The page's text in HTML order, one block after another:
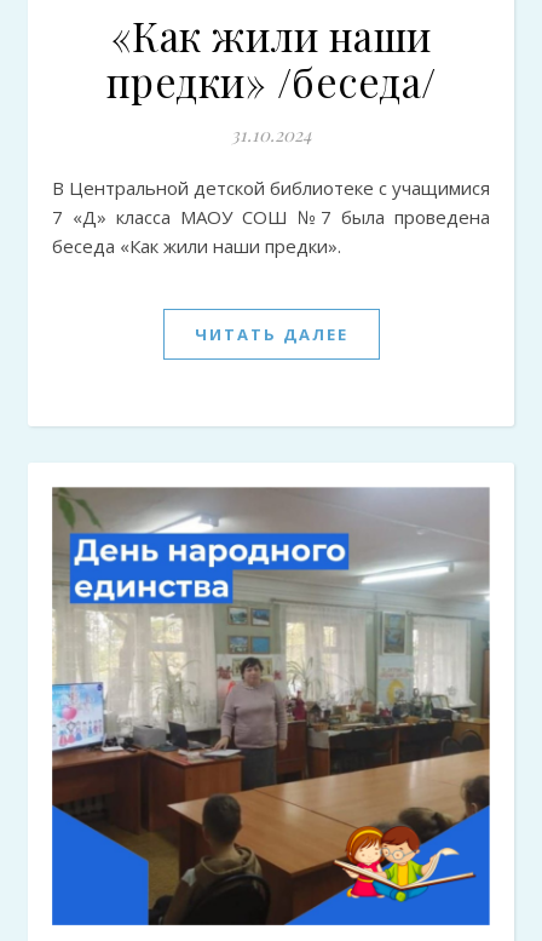
«Как жили наши
предки» /беседа/
31.10.2024
В Центральной детской библиотеке с учащимися
7 «Д» класса МАОУ СОШ №7 была проведена
беседа «Как жили наши предки».
ЧИТАТЬ ДАЛЕЕ